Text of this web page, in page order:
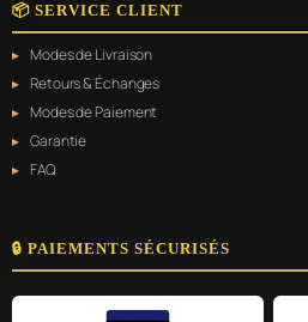
📦 SERVICE CLIENT
Modes de Livraison
Retours & Échanges
Modes de Paiement
Garantie
FAQ
🔒 PAIEMENTS SÉCURISÉS